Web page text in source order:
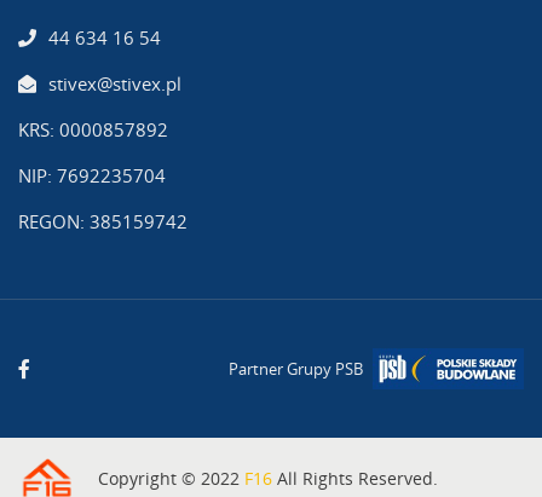
44 634 16 54
stivex@stivex.pl
KRS: 0000857892
NIP: 7692235704
REGON: 385159742
Partner Grupy PSB
Copyright © 2022 F16 All Rights Reserved.